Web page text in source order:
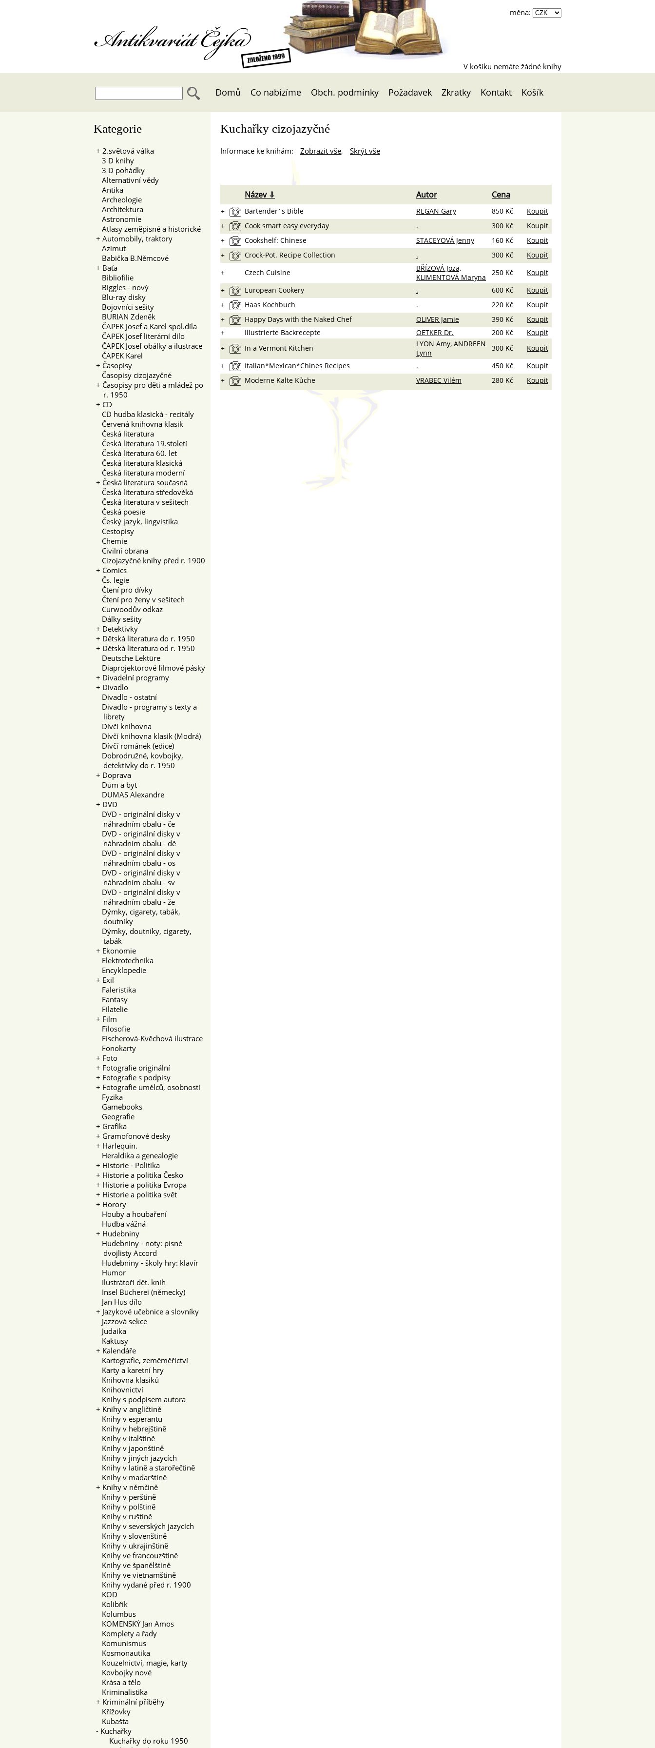
Antikvariát Čejka
měna:
V košíku nemáte žádné knihy
Domů Co nabízíme Obch. podmínky Požadavek Zkratky Kontakt Košík
Kategorie
+ 2.světová válka
3 D knihy
3 D pohádky
Alternativní vědy
Antika
Archeologie
Architektura
Astronomie
Atlasy zeměpisné a historické
+ Automobily, traktory
Azimut
Babička B.Němcové
+ Baťa
Bibliofilie
Biggles - nový
Blu-ray disky
Bojovníci sešity
BURIAN Zdeněk
ČAPEK Josef a Karel spol.díla
ČAPEK Josef literární dílo
ČAPEK Josef obálky a ilustrace
ČAPEK Karel
+ Časopisy
Časopisy cizojazyčné
+ Časopisy pro děti a mládež po
r. 1950
+ CD
CD hudba klasická - recitály
Červená knihovna klasik
Česká literatura
Česká literatura 19.století
Česká literatura 60. let
Česká literatura klasická
Česká literatura moderní
+ Česká literatura současná
Česká literatura středověká
Česká literatura v sešitech
Česká poesie
Český jazyk, lingvistika
Cestopisy
Chemie
Civilní obrana
Cizojazyčné knihy před r. 1900
+ Comics
Čs. legie
Čtení pro dívky
Čtení pro ženy v sešitech
Curwoodův odkaz
Dálky sešity
+ Detektivky
+ Dětská literatura do r. 1950
+ Dětská literatura od r. 1950
Deutsche Lektüre
Diaprojektorové filmové pásky
+ Divadelní programy
+ Divadlo
Divadlo - ostatní
Divadlo - programy s texty a
librety
Dívčí knihovna
Dívčí knihovna klasik (Modrá)
Dívčí románek (edice)
Dobrodružné, kovbojky,
detektivky do r. 1950
+ Doprava
Dům a byt
DUMAS Alexandre
+ DVD
DVD - originální disky v
náhradním obalu - če
DVD - originální disky v
náhradním obalu - dě
DVD - originální disky v
náhradním obalu - os
DVD - originální disky v
náhradním obalu - sv
DVD - originální disky v
náhradním obalu - že
Dýmky, cigarety, tabák,
doutníky
Dýmky, doutníky, cigarety,
tabák
+ Ekonomie
Elektrotechnika
Encyklopedie
+ Exil
Faleristika
Fantasy
Filatelie
+ Film
Filosofie
Fischerová-Kvěchová ilustrace
Fonokarty
+ Foto
+ Fotografie originální
+ Fotografie s podpisy
+ Fotografie umělců, osobností
Fyzika
Gamebooks
Geografie
+ Grafika
+ Gramofonové desky
+ Harlequin.
Heraldika a genealogie
+ Historie - Politika
+ Historie a politika Česko
+ Historie a politika Evropa
+ Historie a politika svět
+ Horory
Houby a houbaření
Hudba vážná
+ Hudebniny
Hudebniny - noty: písně
dvojlisty Accord
Hudebniny - školy hry: klavír
Humor
Ilustrátoři dět. knih
Insel Bücherei (německy)
Jan Hus dílo
+ Jazykové učebnice a slovníky
Jazzová sekce
Judaika
Kaktusy
+ Kalendáře
Kartografie, zeměměřictví
Karty a karetní hry
Knihovna klasiků
Knihovnictví
Knihy s podpisem autora
+ Knihy v angličtině
Knihy v esperantu
Knihy v hebrejštině
Knihy v italštině
Knihy v japonštině
Knihy v jiných jazycích
Knihy v latině a starořečtině
Knihy v maďarštině
+ Knihy v němčině
Knihy v perštině
Knihy v polštině
Knihy v ruštině
Knihy v severských jazycích
Knihy v slovenštině
Knihy v ukrajinštině
Knihy ve francouzštině
Knihy ve španělštině
Knihy ve vietnamštině
Knihy vydané před r. 1900
KOD
Kolibřík
Kolumbus
KOMENSKÝ Jan Amos
Komplety a řady
Komunismus
Kosmonautika
Kouzelnictví, magie, karty
Kovbojky nové
Krása a tělo
Kriminalistika
+ Kriminální příběhy
Křížovky
Kubašta
- Kuchařky
Kuchařky do roku 1950
Kuchařky cizojazyčné
Informace ke knihám: Zobrazit vše, Skrýt vše
Název ⇩ Autor Cena
+ Bartender´s Bible REGAN Gary 850 Kč
Koupit
+
Cook smart easy everyday . 300 Kč
Koupit
+
Cookshelf: Chinese STACEYOVÁ Jenny 160 Kč
Koupit
+
Crock-Pot. Recipe Collection . 300 Kč
Koupit
+
Czech Cuisine
BŘÍZOVÁ Joza,
KLIMENTOVÁ Maryna
250 Kč
Koupit
+
European Cookery . 600 Kč
Koupit
+
Haas Kochbuch . 220 Kč
Koupit
+
Happy Days with the Naked Chef OLIVER Jamie 390 Kč
Koupit
+
Illustrierte Backrecepte OETKER Dr. 200 Kč
Koupit
+
In a Vermont Kitchen
LYON Amy, ANDREEN
Lynn
300 Kč
Koupit
+
Italian*Mexican*Chines Recipes . 450 Kč
Koupit
+
Moderne Kalte Kůche VRABEC Vilém 280 Kč Koupit